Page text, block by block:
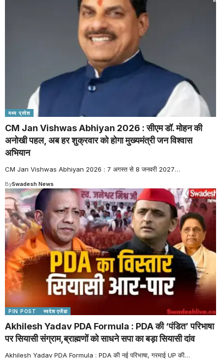
मध्य प्रदेश
CM Jan Vishwas Abhiyan 2026 : सीएम डॉ. मोहन की
अनोखी पहल, अब हर शुक्रवार को होगा मुख्यमंत्री जन विश्वास
अभियान
CM Jan Vishwas Abhiyan 2026 : 7 अगस्त से 8 जनवरी 2027…
BySwadesh News
PIN POST स्वदेश एजेंडा
Akhilesh Yadav PDA Formula : PDA की ‘पंडित’ परिभाषा
पर सियासी संग्राम,ब्राह्मणों को साधने सपा का बड़ा सियासी दांव
Akhilesh Yadav PDA Formula : PDA की नई परिभाषा, गरमाई UP की…